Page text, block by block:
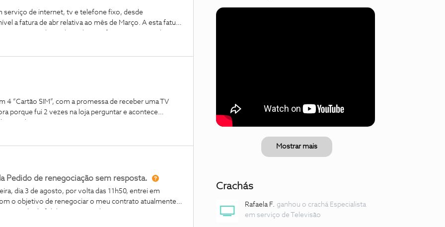
serviço de internet, tv e telefone fixo, desde
a fatura de abr relativa ao mês de Março. A esta fatura
uma nota de crédito relativa a fev mês que receberam
uma fatura de serviços não prestados e deduzir a
“Cartão SIM”, com a promessa de receber uma TV
porque fui 2 vezes na loja perguntar e acontece
nenhuma TV.
Pedido de renegociação sem resposta.
dia 3 de agosto, por volta das 11h50, entrei em
o objetivo de renegociar o meu contrato atualmente
período de fidelização. A minha intenção era,
que fosse possível melhorar duas condições
Mostrar mais
Crachás
Rafaela F. ganhou o crachá Especialista
em serviço de Televisão